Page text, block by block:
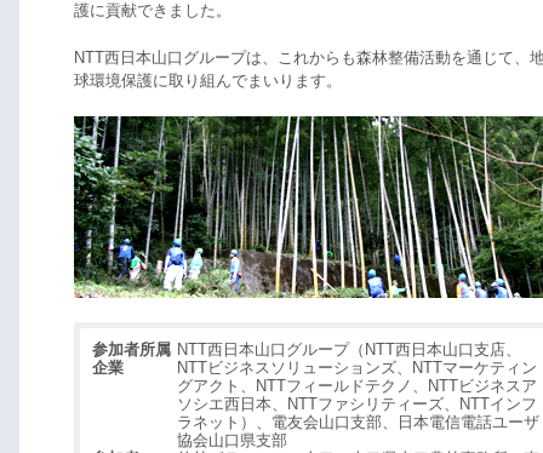
護に貢献できました。
NTT西日本山口グループは、これからも森林整備活動を通じて、
球環境保護に取り組んでまいります。
参加者所属
企業
NTT西日本山口グループ（NTT西日本山口支店、
NTTビジネスソリューションズ、NTTマーケティン
グアクト、NTTフィールドテクノ、NTTビジネスア
ソシエ西日本、NTTファシリティーズ、NTTインフ
ラネット）、電友会山口支部、日本電信電話ユーザ
協会山口県支部